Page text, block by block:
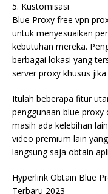
5. Kustomisasi
Blue Proxy free vpn
untuk menyesuaikan
kebutuhan mereka.
berbagai lokasi yang
server proxy khusus jika
Itulah beberapa fitur
penggunaan blue proxy
masih ada kelebihan
video premium lain
langsung saja obtain
Hyperlink Obtain Blue
Terbaru 2023